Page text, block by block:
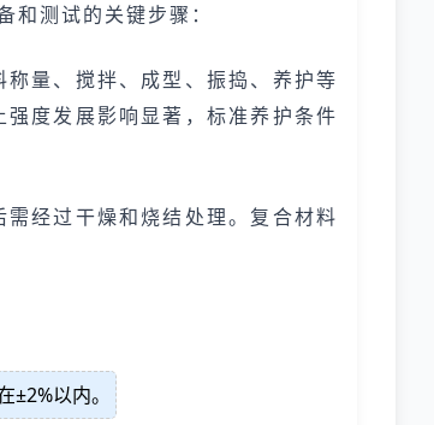
测试的关键步骤：
量、搅拌、成型、振捣、养护等
度发展影响显著，标准养护条件
经过干燥和烧结处理。复合材料
以内。